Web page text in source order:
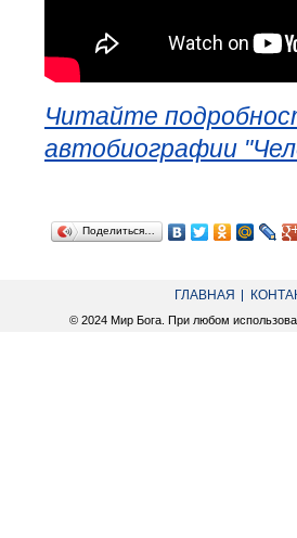
Читайте
автобиографии
Поделиться…
ГЛАВНАЯ
© 2024 Мир Бога. При любом